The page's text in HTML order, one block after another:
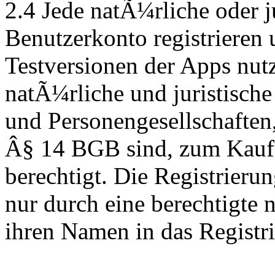
2.4 Jede natÃ¼rliche oder
Benutzerkonto registrieren
Testversionen der Apps
natÃ¼rliche und juristische
und
Â§ 14 BGB sind, zum
berechtigt. Die
nur durch eine berechtigte
ihren Namen in das